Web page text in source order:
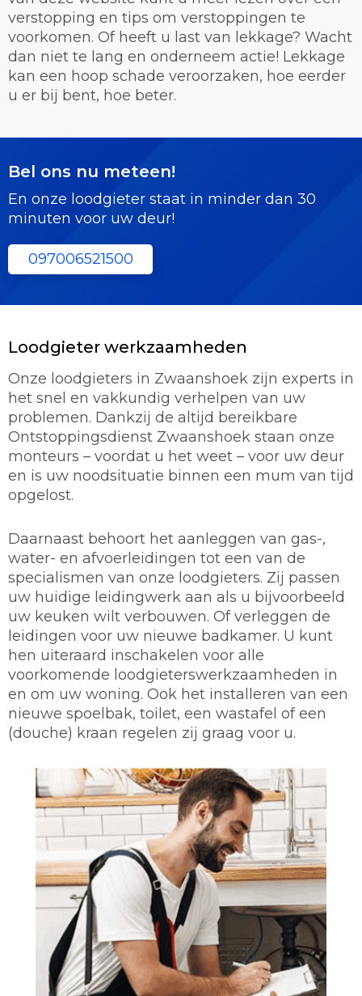
verstopping en tips om verstoppingen te
voorkomen. Of heeft u last van lekkage? Wacht
dan niet te lang en onderneem actie! Lekkage
kan een hoop schade veroorzaken, hoe eerder
u er bij bent, hoe beter.
Bel ons nu meteen!
En onze loodgieter staat in minder dan 30
minuten voor uw deur!
097006521500
Loodgieter werkzaamheden
Onze loodgieters in Zwaanshoek zijn experts in
het snel en vakkundig verhelpen van uw
problemen. Dankzij de altijd bereikbare
Ontstoppingsdienst Zwaanshoek staan onze
monteurs – voordat u het weet – voor uw deur
en is uw noodsituatie binnen een mum van tijd
opgelost.
Daarnaast behoort het aanleggen van gas-,
water- en afvoerleidingen tot een van de
specialismen van onze loodgieters. Zij passen
uw huidige leidingwerk aan als u bijvoorbeeld
uw keuken wilt verbouwen. Of verleggen de
leidingen voor uw nieuwe badkamer. U kunt
hen uiteraard inschakelen voor alle
voorkomende loodgieterswerkzaamheden in
en om uw woning. Ook het installeren van een
nieuwe spoelbak, toilet, een wastafel of een
(douche) kraan regelen zij graag voor u.